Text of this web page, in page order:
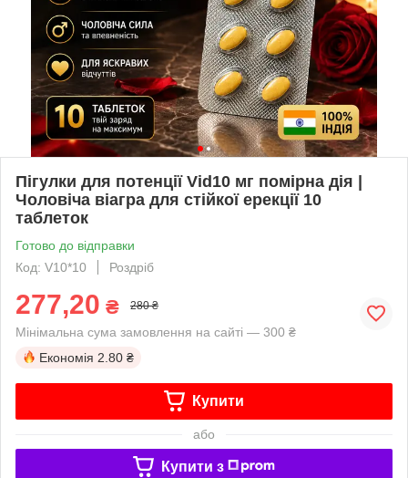
Пігулки для потенції Vid10 мг помірна дія |
Чоловіча віагра для стійкої ерекції 10
таблеток
Готово до відправки
Код: V10*10
Роздріб
277,20 ₴ 280 ₴
Мінімальна сума замовлення на сайті — 300 ₴
Економія 2.80 ₴
Купити
або
Купити з